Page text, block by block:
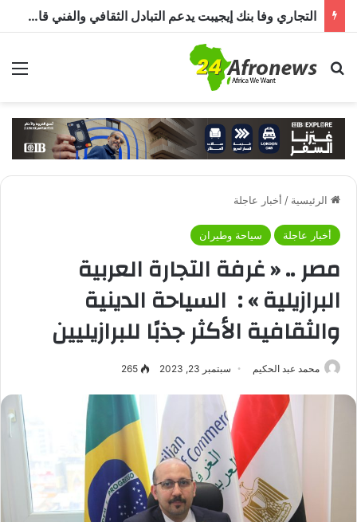
التجاري وفا بنك إيجيبت يدعم التبادل الثقافي والفني قارة أفريقيا من خلال مبادرة « JamSalam 2026 »
بحث عن
الرئيسية / أخبار عاجلة
أخبار عاجلة سياحة وطيران
مصر .. « غرفة التجارة العربية
البرازيلية » : السياحة الدينية
والثقافية الأكثر جذبًا للبرازيليين
محمد عبد الحكيم سبتمبر 23, 2023 265